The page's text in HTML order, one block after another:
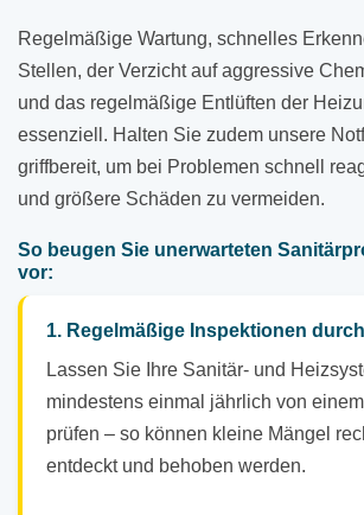
Regelmäßige Wartung, schnelles
Stellen, der Verzicht auf aggressive
und das regelmäßige Entlüften der
essenziell. Halten Sie zudem unsere
griffbereit, um bei Problemen schnell
und größere Schäden zu vermeiden.
So beugen Sie unerwarteten
vor:
1. Regelmäßige Inspektionen
Lassen Sie Ihre Sanitär- und
mindestens einmal jährlich von
prüfen – so können kleine Mängel
entdeckt und behoben werden.